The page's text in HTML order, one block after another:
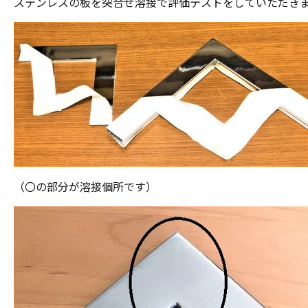
（〇の部分が溶接個所です）